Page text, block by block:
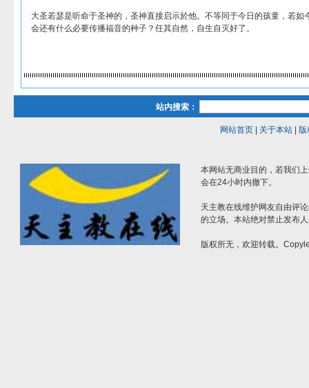
大圣若瑟是听命于圣神的，圣神直接启示於他。不等同于今日的孩童，若如
会还有什么必要传播福音的种子？任其自然，自生自灭好了。
站内搜索：
网站首页| 关于本站| 版
本网站无商业目的，若我们
会在24小时内撤下。
天主教在线维护网友自由评
的立场。本站绝对禁止发布
版权所无，欢迎转载。